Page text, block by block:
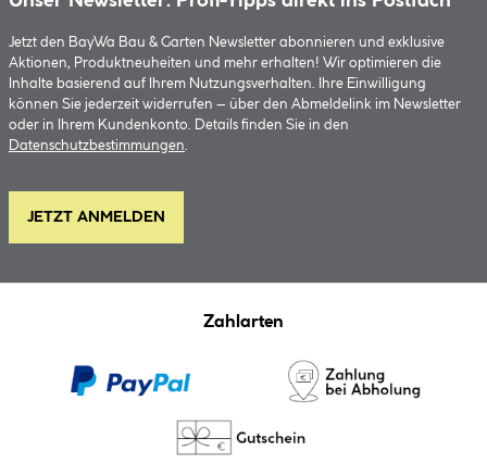
Jetzt den BayWa Bau & Garten Newsletter abonnieren und exklusive
Aktionen, Produktneuheiten und mehr erhalten! Wir optimieren die
Inhalte basierend auf Ihrem Nutzungsverhalten. Ihre Einwilligung
können Sie jederzeit widerrufen – über den Abmeldelink im Newsletter
oder in Ihrem Kundenkonto. Details finden Sie in den
Datenschutzbestimmungen
JETZT ANMELDEN
Zahlarten